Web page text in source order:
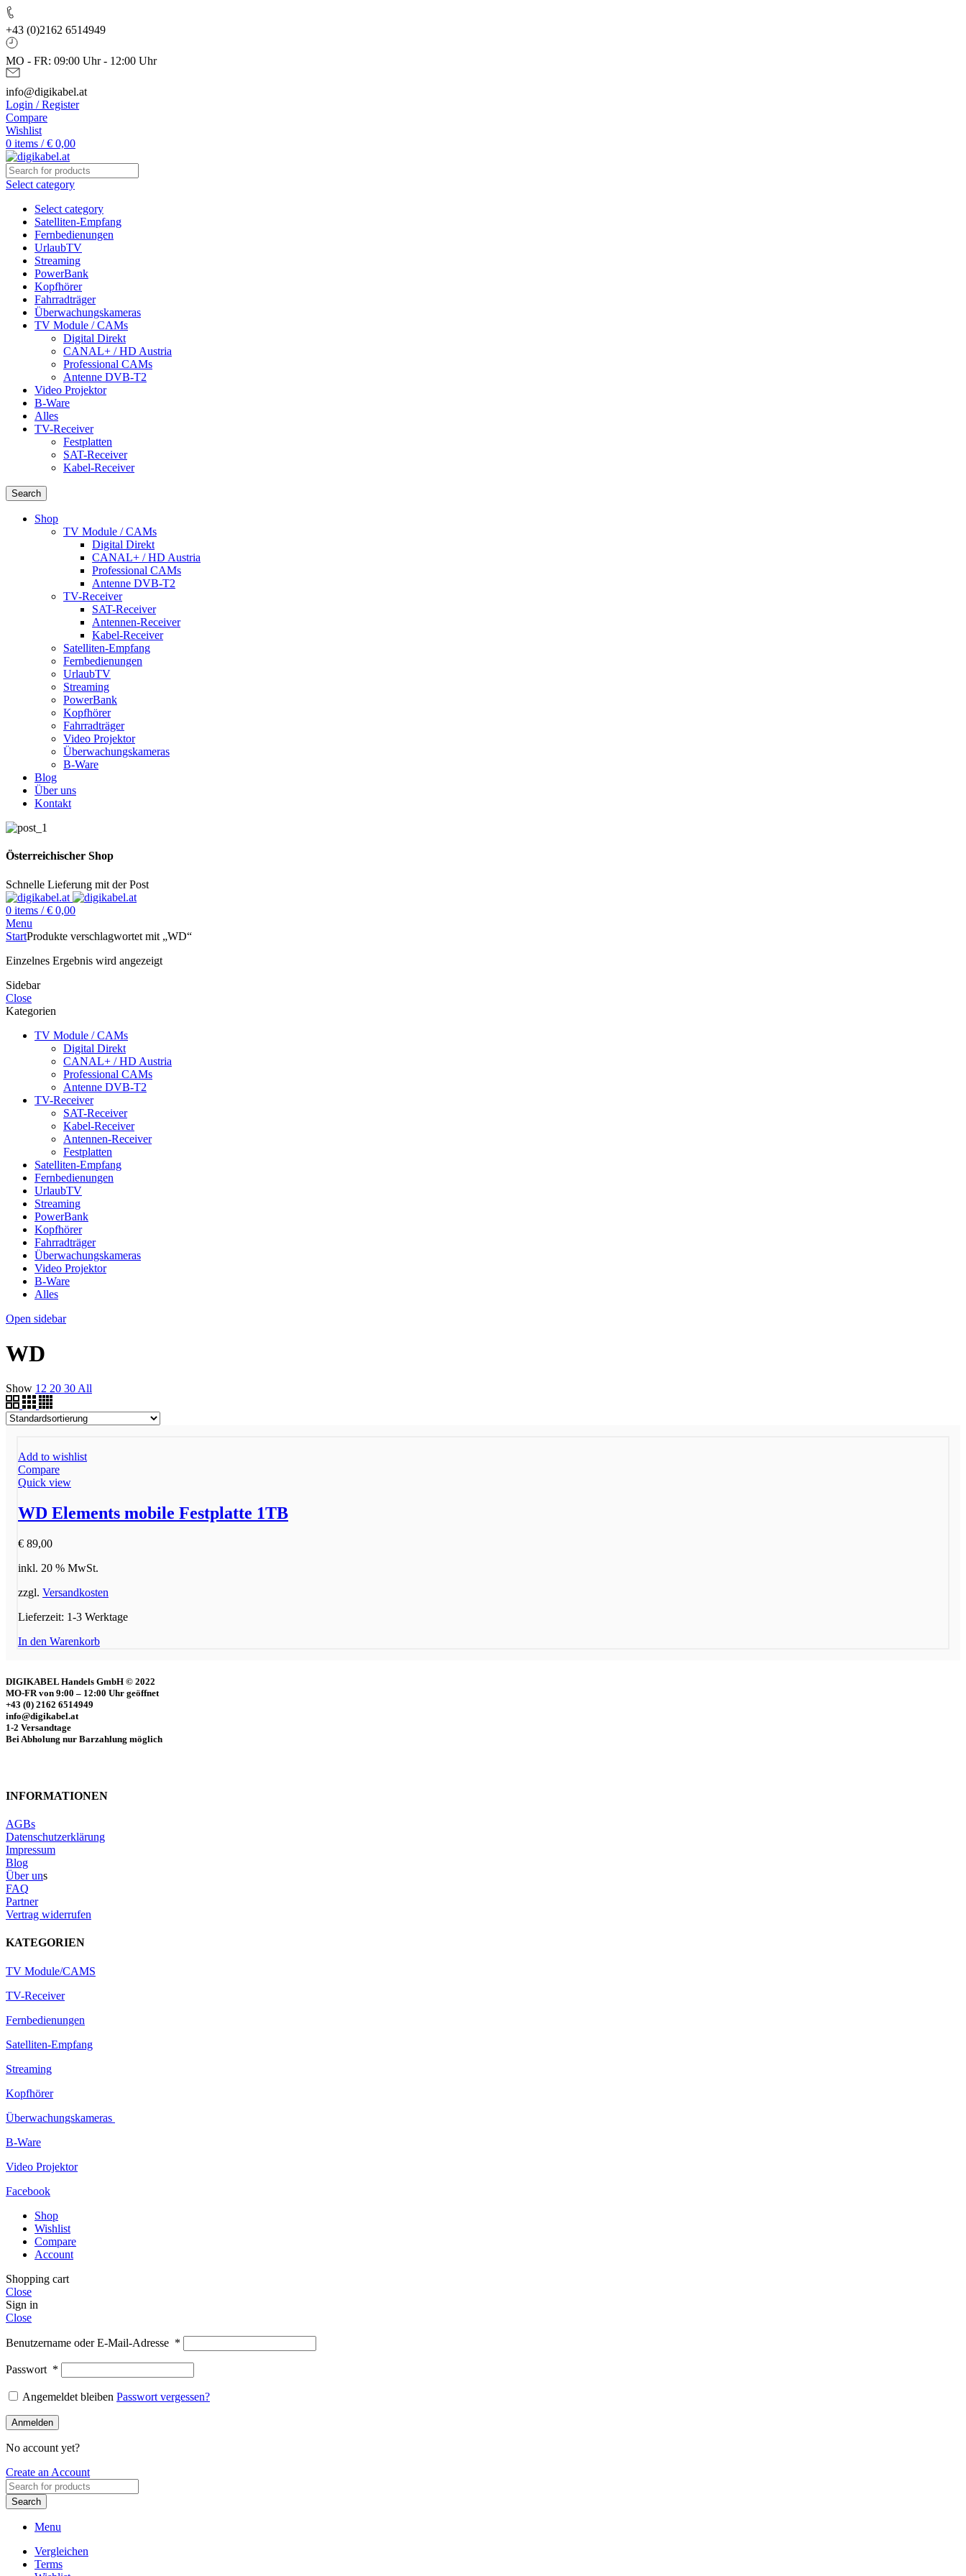
+43 (0)2162 6514949
MO - FR: 09:00 Uhr - 12:00 Uhr
info@digikabel.at
Login / Register
Compare
Wishlist
0 items / € 0,00
Select category
Select category
Satelliten-Empfang
Fernbedienungen
UrlaubTV
Streaming
PowerBank
Kopfhörer
Fahrradträger
Überwachungskameras
TV Module / CAMs
Digital Direkt
CANAL+ / HD Austria
Professional CAMs
Antenne DVB-T2
Video Projektor
B-Ware
Alles
TV-Receiver
Festplatten
SAT-Receiver
Kabel-Receiver
Search
Shop
TV Module / CAMs
Digital Direkt
CANAL+ / HD Austria
Professional CAMs
Antenne DVB-T2
TV-Receiver
SAT-Receiver
Antennen-Receiver
Kabel-Receiver
Satelliten-Empfang
Fernbedienungen
UrlaubTV
Streaming
PowerBank
Kopfhörer
Fahrradträger
Video Projektor
Überwachungskameras
B-Ware
Blog
Über uns
Kontakt
Österreichischer Shop
Schnelle Lieferung mit der Post
0 items / € 0,00
Menu
StartProdukte verschlagwortet mit „WD“
Einzelnes Ergebnis wird angezeigt
Sidebar
Close
Kategorien
TV Module / CAMs
Digital Direkt
CANAL+ / HD Austria
Professional CAMs
Antenne DVB-T2
TV-Receiver
SAT-Receiver
Kabel-Receiver
Antennen-Receiver
Festplatten
Satelliten-Empfang
Fernbedienungen
UrlaubTV
Streaming
PowerBank
Kopfhörer
Fahrradträger
Überwachungskameras
Video Projektor
B-Ware
Alles
Open sidebar
WD
Show 12 20 30All
Add to wishlist
Compare
Quick view
WD Elements mobile Festplatte 1TB
€ 89,00
inkl. 20 % MwSt.
zzgl. Versandkosten
Lieferzeit: 1-3 Werktage
In den Warenkorb
DIGIKABEL Handels GmbH © 2022
MO-FR von 9:00 – 12:00 Uhr geöffnet
+43 (0) 2162 6514949
info@digikabel.at
1-2 Versandtage
Bei Abholung nur Barzahlung möglich
INFORMATIONEN
AGBs
Datenschutzerklärung
Impressum
Blog
Über uns
FAQ
Partner
Vertrag widerrufen
KATEGORIEN
TV Module/CAMS
TV-Receiver
Fernbedienungen
Satelliten-Empfang
Streaming
Kopfhörer
Überwachungskameras
B-Ware
Video Projektor
Facebook
Shop
Wishlist
Compare
Account
Shopping cart
Close
Sign in
Close
Benutzername oder E-Mail-Adresse *
Passwort *
Angemeldet bleiben Passwort vergessen?
Anmelden
No account yet?
Create an Account
Search
Menu
Vergleichen
Terms